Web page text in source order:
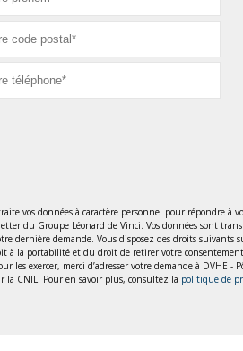
vos données à caractère personnel pour répondre à
du Groupe Léonard de Vinci. Vos données sont
dernière demande. Vous disposez des droits suivants
la portabilité et du droit de retirer votre
les exercer, merci d’adresser votre demande à DVHE
la CNIL. Pour en savoir plus, consultez la politique de